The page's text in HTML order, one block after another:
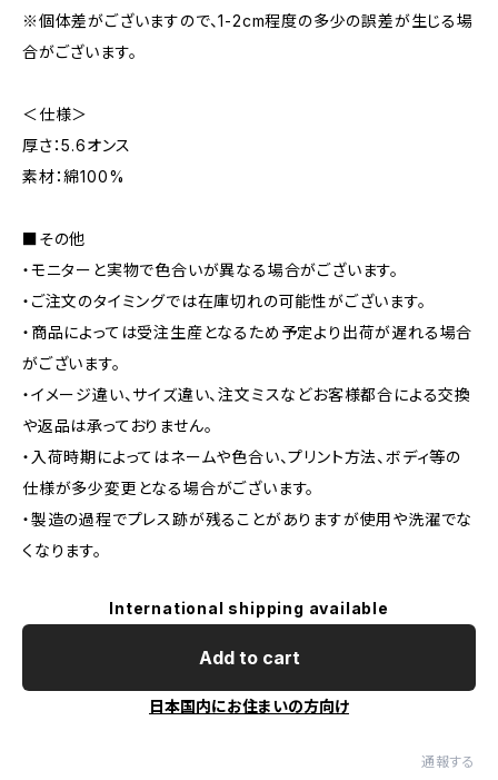
※個体差がございますので、1-2cm程度の多少の誤差が生じる場
合がございます。
＜仕様＞
厚さ：5.6オンス
素材：綿100%
■その他
・モニターと実物で色合いが異なる場合がございます。
・ご注文のタイミングでは在庫切れの可能性がございます。
・商品によっては受注生産となるため予定より出荷が遅れる場合
がございます。
・イメージ違い、サイズ違い、注文ミスなどお客様都合による交換
や返品は承っておりません。
・入荷時期によってはネームや色合い、プリント方法、ボディ等の
仕様が多少変更となる場合がございます。
・製造の過程でプレス跡が残ることがありますが使用や洗濯でな
くなります。
International shipping available
Add to cart
日本国内にお住まいの方向け
通報する